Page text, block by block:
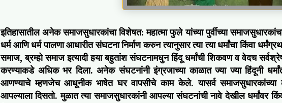
इतिहासातील अनेक समाजसुधारकांचा विशेषत: महात्मा फुले यांच्या पुर्वीच्या
धर्म आणि धर्म पालणा आधारीत संघटना निर्माण करुन त्यानुसार त्या त्या धर्मांचा किंवा
समाज, ब्रम्हो समाज इत्यादी हया बहुतांश संघटनामधुन हिंदू धर्मांची शिकवण व वेदच
करण्याकडे अधिक भर दिला. अनेक संघटनांनी इंग्रजाच्या काळात ज्या ज्या हिंदूनी
आणण्याचे म्हणजेच आधूनीक भाषेत घर वापसीचे काम केले. यासर्व समाजसुधारकांच्या
आपल्याला दिसतो. मुळात त्या समाजसुधारकांनी आपल्या संघटनांची नावे देखील धर्मांवर